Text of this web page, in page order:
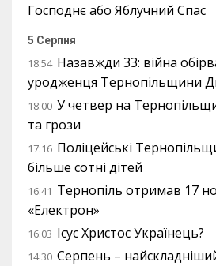
Господнє або Яблучний Спас
5 Серпня
18:54 Назавжди 33: війна
уродженця Тернопільщини
18:00 У четвер на
та грози
17:16 Поліцейські
більше сотні дітей
16:41 Тернопіль отримав 17
«Електрон»
16:03 Ісус Христос Українець?
14:30 Серпень –